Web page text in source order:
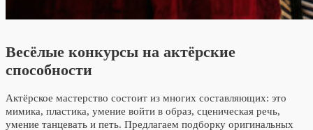
Весёлые конкурсы на актёрские
способности
Актёрское мастерство состоит из многих составляющих: это
мимика, пластика, умение войти в образ, сценическая речь,
умение танцевать и петь. Предлагаем подборку оригинальных